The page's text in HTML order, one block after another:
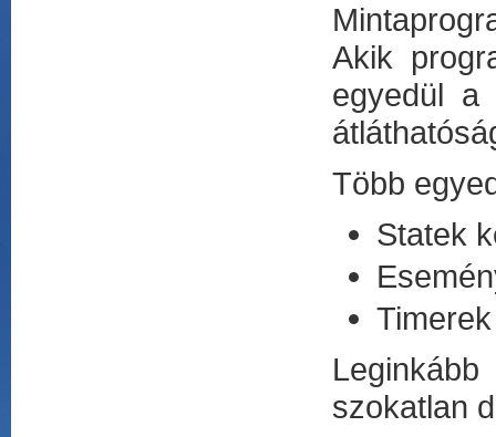
Akik
egyedül a
Több
Statek
Timerek
szokatlan